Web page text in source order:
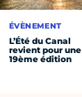
ÉVÈNEMENT
L’Été du Canal
revient pour une
19ème édition